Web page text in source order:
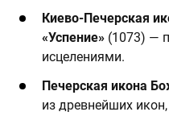
Киево-Печерская
«Успение» (1073) —
исцелениями.
Печерская икона
из древнейших